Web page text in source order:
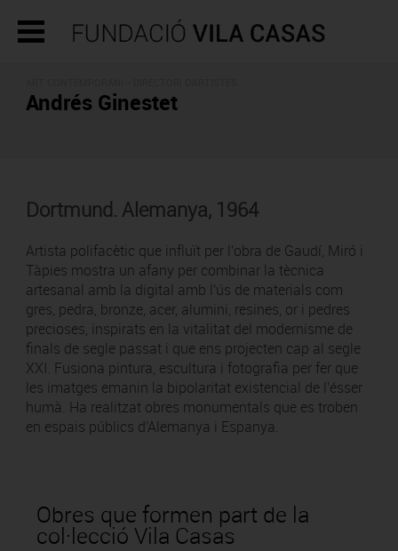
Andrés Ginestet
Dortmund. Alemanya, 1964
Artista polifacètic que influït per l'obra de Gaudí, Miró i
Tàpies mostra un afany per combinar la tècnica
artesanal amb la digital amb l'ús de materials com
gres, pedra, bronze, acer, alumini, resines, or i pedres
precioses, inspirats en la vitalitat del modernisme de
finals de segle passat i que ens projecten cap al segle
XXI. Fusiona pintura, escultura i fotografia per fer que
les imatges emanin la bipolaritat existencial de l'ésser
humà. Ha realitzat obres monumentals que es troben
en espais públics d'Alemanya i Espanya.
Obres que formen part de la
col·lecció Vila Casas